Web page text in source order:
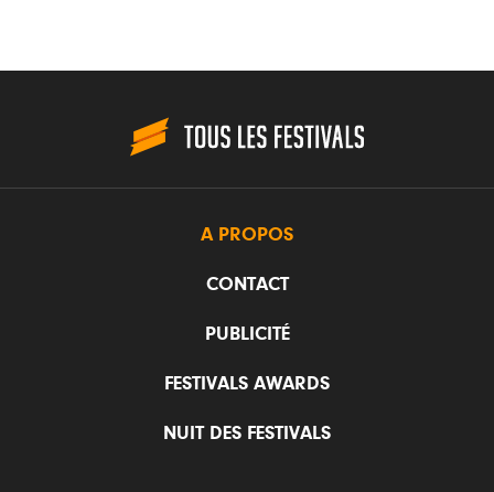
A PROPOS
CONTACT
PUBLICITÉ
FESTIVALS AWARDS
NUIT DES FESTIVALS